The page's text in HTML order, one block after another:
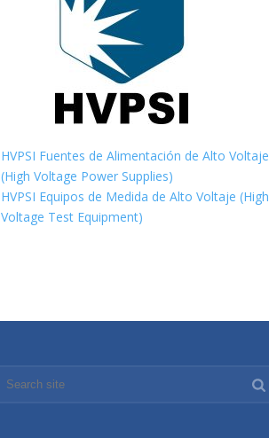
HVPSI Fuentes de Alimentación de Alto Voltaje
(High Voltage Power Supplies)
HVPSI Equipos de Medida de Alto Voltaje (High
Voltage Test Equipment)